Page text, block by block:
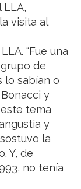
LLA,
visita al
“Fue una
de
lo sabían o
y
tema
y
la
Y, de
no tenía